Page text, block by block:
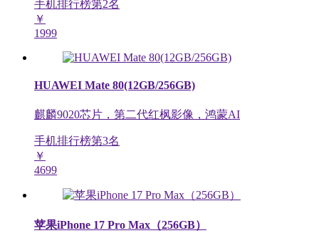
手机排行榜第2名
￥
1999
HUAWEI Mate 80(12GB/256GB)
麒麟9020芯片，第二代红枫影像，鸿蒙AI
手机排行榜第3名
￥
4699
苹果iPhone 17 Pro Max（256GB）